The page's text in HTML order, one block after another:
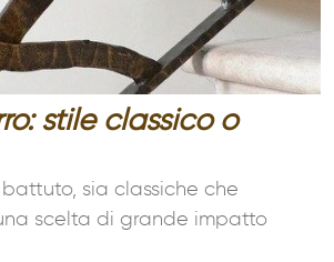
stile classico o
sia classiche che
scelta di grande impatto